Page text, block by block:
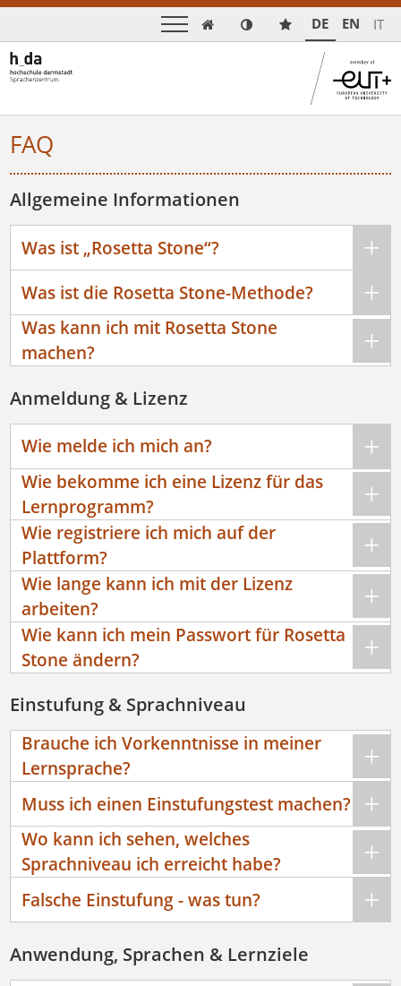
 DE EN IT
FAQ
Allgemeine Informationen
Was ist „Rosetta Stone“?
Was ist die Rosetta Stone-Methode?
Was kann ich mit Rosetta Stone
machen?
Anmeldung & Lizenz
Wie melde ich mich an?
Wie bekomme ich eine Lizenz für das
Lernprogramm?
Wie registriere ich mich auf der
Plattform?
Wie lange kann ich mit der Lizenz
arbeiten?
Wie kann ich mein Passwort für Rosetta
Stone ändern?
Einstufung & Sprachniveau
Brauche ich Vorkenntnisse in meiner
Lernsprache?
Muss ich einen Einstufungstest machen?
Wo kann ich sehen, welches
Sprachniveau ich erreicht habe?
Falsche Einstufung - was tun?
Anwendung, Sprachen & Lernziele